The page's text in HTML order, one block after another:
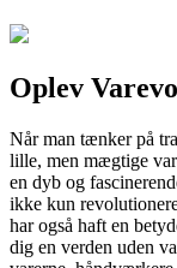
Oplev
Når man tænker på
lille, men mægtige
en dyb og
ikke kun
har også haft en
dig en verden uden